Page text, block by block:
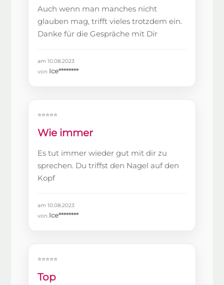
Auch wenn man manches nicht
glauben mag, trifft vieles trotzdem ein.
Danke für die Gespräche mit Dir
am 10.08.2023
von Ice********
⭐⭐⭐⭐⭐
Wie immer
Es tut immer wieder gut mit dir zu
sprechen. Du triffst den Nagel auf den
Kopf
am 10.08.2023
von Ice********
⭐⭐⭐⭐⭐
Top